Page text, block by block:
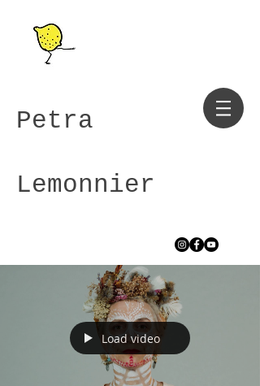
Petra
Lemonnier
Load video